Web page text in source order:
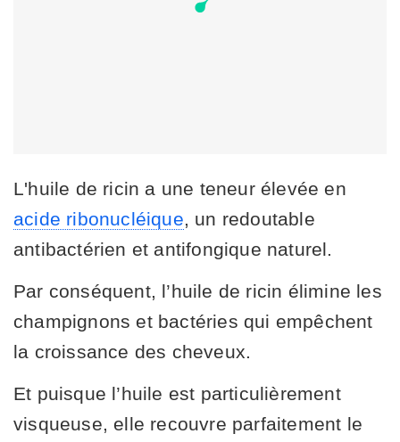
L'huile de ricin a une teneur élevée en
acide ribonucléique, un redoutable
antibactérien et antifongique naturel.
Par conséquent, l’huile de ricin élimine les
champignons et bactéries qui empêchent
la croissance des cheveux.
Et puisque l’huile est particulièrement
visqueuse, elle recouvre parfaitement le